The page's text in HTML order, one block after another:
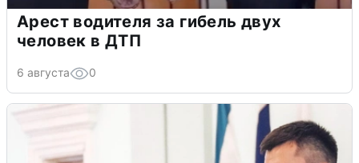
Арест водителя за гибель двух
человек в ДТП
6 августа 0